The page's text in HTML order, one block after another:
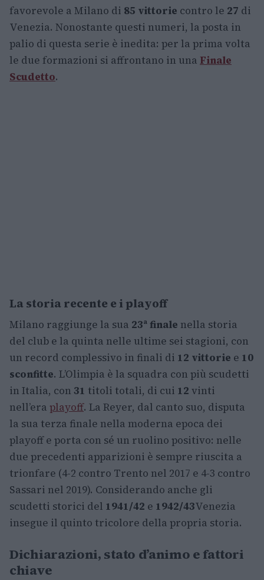
favorevole a Milano di 85 vittorie contro le 27 di
Venezia. Nonostante questi numeri, la posta in
palio di questa serie è inedita: per la prima volta
le due formazioni si affrontano in una Finale
Scudetto.
La storia recente e i playoff
Milano raggiunge la sua 23ª finale nella storia
del club e la quinta nelle ultime sei stagioni, con
un record complessivo in finali di 12 vittorie e 10
sconfitte. L’Olimpia è la squadra con più scudetti
in Italia, con 31 titoli totali, di cui 12 vinti
nell’era playoff. La Reyer, dal canto suo, disputa
la sua terza finale nella moderna epoca dei
playoff e porta con sé un ruolino positivo: nelle
due precedenti apparizioni è sempre riuscita a
trionfare (4-2 contro Trento nel 2017 e 4-3 contro
Sassari nel 2019). Considerando anche gli
scudetti storici del 1941/42 e 1942/43Venezia
insegue il quinto tricolore della propria storia.
Dichiarazioni, stato d’animo e fattori
chiave